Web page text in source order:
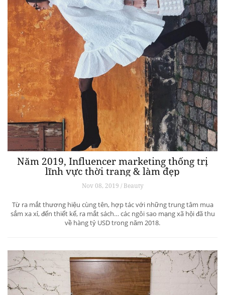
Năm 2019, Influencer marketing thống trị
lĩnh vực thời trang & làm đẹp
Nov 08, 2019 / Beauty
Từ ra mắt thương hiệu cùng tên, hợp tác với những trung tâm mua
sắm xa xỉ, đến thiết kế, ra mắt sách… các ngôi sao mạng xã hội đã thu
về hàng tỷ USD trong năm 2018.